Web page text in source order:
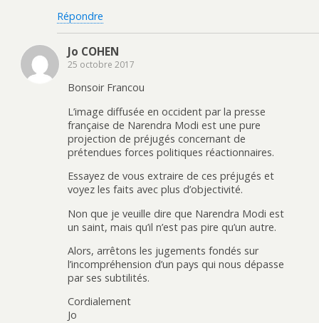
Répondre
Jo COHEN
25 octobre 2017
Bonsoir Francou
L’image diffusée en occident par la presse
française de Narendra Modi est une pure
projection de préjugés concernant de
prétendues forces politiques réactionnaires.
Essayez de vous extraire de ces préjugés et
voyez les faits avec plus d’objectivité.
Non que je veuille dire que Narendra Modi est
un saint, mais qu’il n’est pas pire qu’un autre.
Alors, arrêtons les jugements fondés sur
l’incompréhension d’un pays qui nous dépasse
par ses subtilités.
Cordialement
Jo